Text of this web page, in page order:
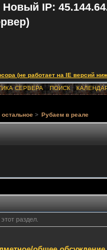
IP:
(не работает на IE версий
СЕРВЕРА ПОИСК
остальное > Рубаем в реале
раздел.